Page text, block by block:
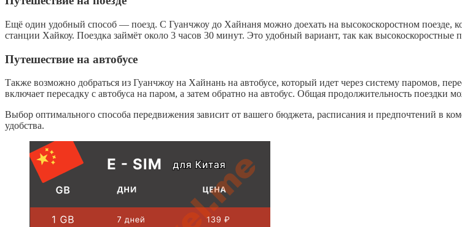
Ещё один удобный способ — поезд. С Гуанчжоу до Хайнаня можно доехать на высокоскоростном поезде,
станции Хайкоу. Поездка займёт около 3 часов 30 минут. Это удобный вариант, так как высокоскоростные
Путешествие на автобусе
Также возможно добраться из Гуанчжоу на Хайнань на автобусе, который идет через систему паромов,
включает пересадку с автобуса на паром, а затем обратно на автобус. Общая продолжительность поездки
Выбор оптимального способа передвижения зависит от вашего бюджета, расписания и предпочтений в
удобства.